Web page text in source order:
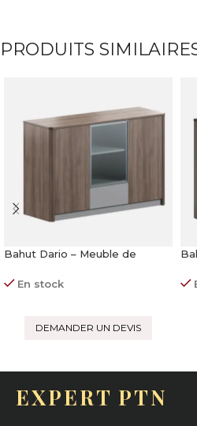
PRODUITS
Bahut Dario – Meuble de
En stock
DEMANDER UN DEVIS
EXPERT PTN